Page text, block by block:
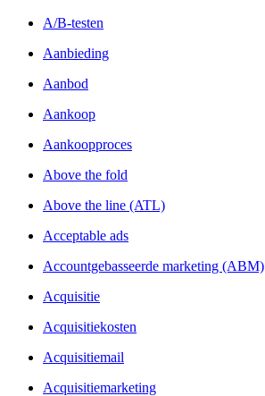
A/B-testen
Aanbieding
Aanbod
Aankoop
Aankoopproces
Above the fold
Above the line (ATL)
Acceptable ads
Accountgebasseerde marketing (ABM)
Acquisitie
Acquisitiekosten
Acquisitiemail
Acquisitiemarketing